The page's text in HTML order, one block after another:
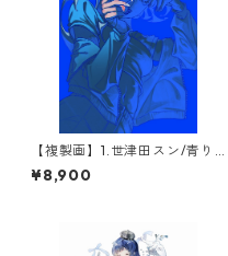
【複製画】1.世津田スン/青り(1
点限定)
¥8,900